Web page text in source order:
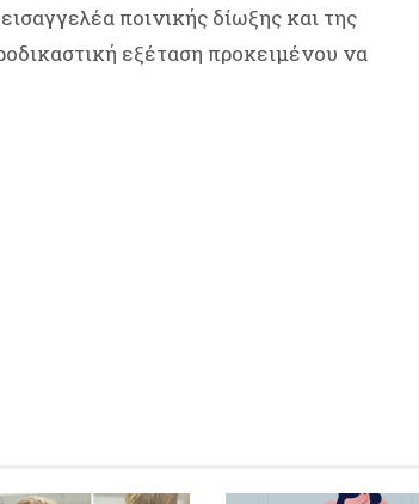
ποινικής δίωξης και της
εξέταση προκειμένου να